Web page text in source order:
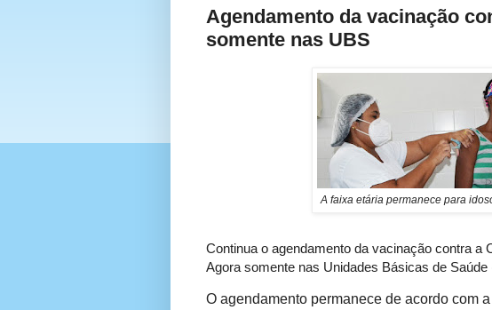
Agendamento da vacinação
somente nas UBS
A faixa etária permanece para
Continua o agendamento da vacinação contra a
Agora somente nas Unidades Básicas de
O agendamento permanece de acordo com